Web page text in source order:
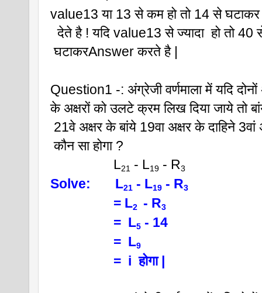
value13 या 13 से कम हो तो 14 से
देते है ! यदि value13 से ज्यादा  हो तो 40
घटाकरAnswer करते है |
Question1 -: अंग्रेजी वर्णमाला में यदि दोनों
के अक्षरों को उलटे क्रम लिख दिया जाये तो
21वे अक्षर के बांये 19वा अक्षर के दाहिने 3वां
कौन सा होगा ?
L21 - L19 - R3
Solve:       L21 - L19 - R3
= L2 - R3
=  L5 - 14
=  L9
=  i  होगा |